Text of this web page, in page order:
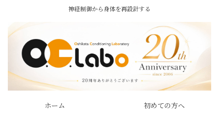
神経制御から身体を再設計する
ホーム
初めての方へ